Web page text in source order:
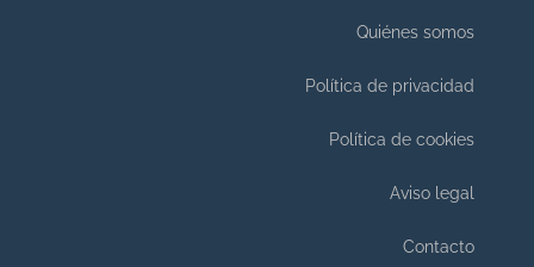
Quiénes somos
Política de privacidad
Política de cookies
Aviso legal
Contacto